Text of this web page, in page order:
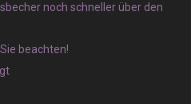
noch schneller über den
beachten!